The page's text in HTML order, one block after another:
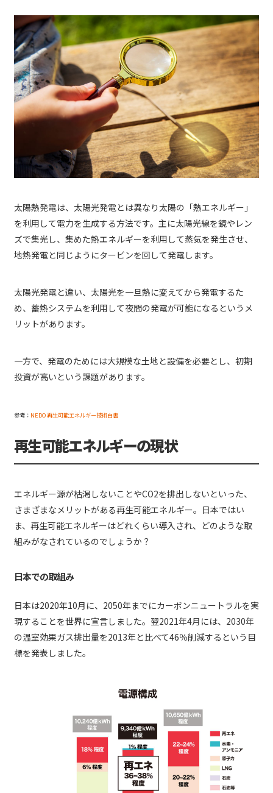
太陽熱発電は、太陽光発電とは異なり太陽の「熱エネルギー」
を利用して電力を生成する方法です。主に太陽光線を鏡やレン
ズで集光し、集めた熱エネルギーを利用して蒸気を発生させ、
地熱発電と同じようにタービンを回して発電します。
太陽光発電と違い、太陽光を一旦熱に変えてから発電するた
め、蓄熱システムを利用して夜間の発電が可能になるというメ
リットがあります。
一方で、発電のためには大規模な土地と設備を必要とし、初期
投資が高いという課題があります。
参考： NEDO 再生可能エネルギー技術白書
再生可能エネルギーの現状
エネルギー源が枯渇しないことやCO2を排出しないといった、
さまざまなメリットがある再生可能エネルギー。日本ではい
ま、再生可能エネルギーはどれくらい導入され、どのような取
組みがなされているのでしょうか？
日本での取組み
日本は2020年10月に、2050年までにカーボンニュートラルを実
現することを世界に宣言しました。翌2021年4月には、2030年
の温室効果ガス排出量を2013年と比べて46％削減するという目
標を発表しました。